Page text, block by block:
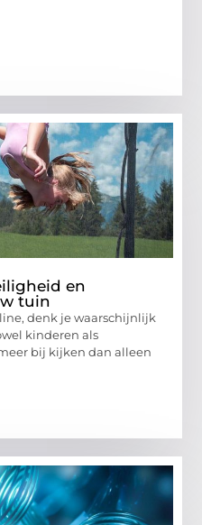
en
tuin
denk je waarschijnlijk
kinderen als
bij kijken dan alleen